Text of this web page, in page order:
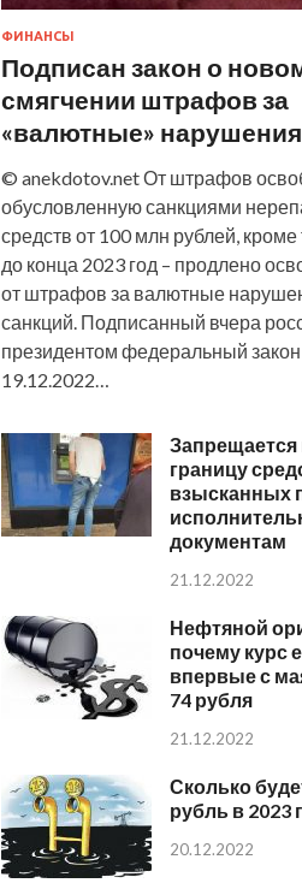
ФИНАНСЫ
Подписан закон о
смягчении штрафов за
«валютные» нарушения
© anekdotov.net От штрафов
обусловленную санкциями
средств от 100 млн рублей, кроме
до конца 2023 год – продлено
от штрафов за валютные
санкций. Подписанный вчера
президентом федеральный закон
19.12.2022…
Запрещается
границу
взысканных
документам
21.12.2022
Нефтяной
почему курс
впервые с
74 рубля
21.12.2022
Сколько
рубль в 2023
20.12.2022